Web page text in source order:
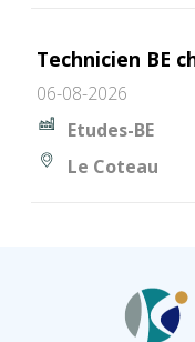
Technicien BE
06-08-2026
Etudes-BE
Le Coteau